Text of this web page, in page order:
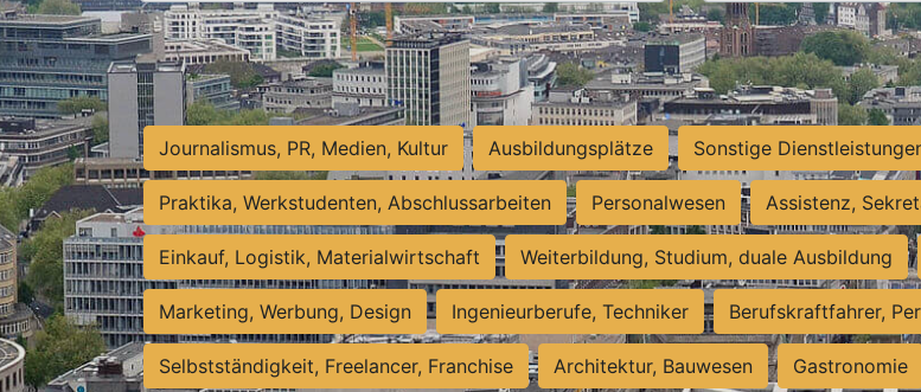
Journalismus, PR, Medien, Kultur Ausbildungsplätze Sonstige
Praktika, Werkstudenten, Abschlussarbeiten Personalwesen Assistenz,
Einkauf, Logistik, Materialwirtschaft Weiterbildung, Studium, duale Ausbildung
Marketing, Werbung, Design Ingenieurberufe, Techniker Berufskraftfahrer,
Selbstständigkeit, Freelancer, Franchise Architektur, Bauwesen Gastronomie